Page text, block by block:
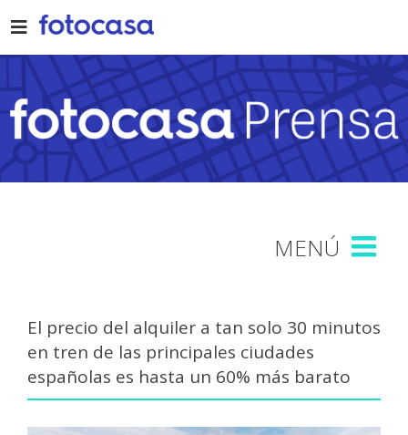
to
content
El precio del alquiler a tan solo 30 minutos
en tren de las principales ciudades
españolas es hasta un 60% más barato